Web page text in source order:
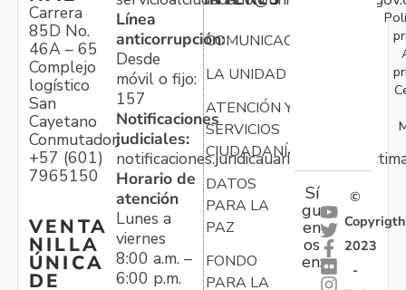
Carrera
85D No.
46A – 65
Complejo
logístico
San
Cayetano
Conmutador:
+57 (601)
7965150
VENTA
NILLA
ÚNICA
DE
Línea
anticorrupción:
Desde
móvil o fijo:
157
Notificaciones
judiciales:
Horario de
atención
Lunes a
viernes
8:00 a.m. –
6:00 p.m.
COMUNICACIONES
LA UNIDAD
ATENCIÓN Y
SERVICIOS
CIUDADANÍA
DATOS
PARA LA
PAZ
FONDO
PARA LA
Sí
gu
en
os
en:
©
Copyrigth
2023
-